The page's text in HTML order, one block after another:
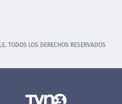
TODOS LOS DERECHOS RESERVADOS